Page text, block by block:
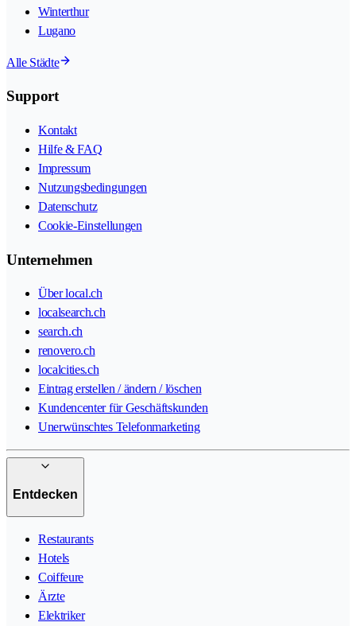
Winterthur
Lugano
Alle Städte
Support
Kontakt
Hilfe & FAQ
Impressum
Nutzungsbedingungen
Datenschutz
Cookie-Einstellungen
Unternehmen
Über local.ch
localsearch.ch
search.ch
renovero.ch
localcities.ch
Eintrag erstellen / ändern / löschen
Kundencenter für Geschäftskunden
Unerwünschtes Telefonmarketing
Entdecken
Restaurants
Hotels
Coiffeure
Ärzte
Elektriker